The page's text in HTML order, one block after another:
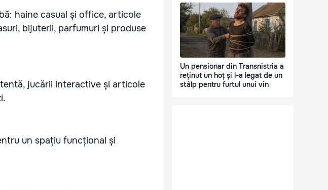
haine casual și office, articole
bijuterii, parfumuri și produse
jucării interactive și articole
un spațiu funcțional și
Un pensionar din Transnistria a
reținut un hoț și l-a legat de un
stâlp pentru furtul unui vin